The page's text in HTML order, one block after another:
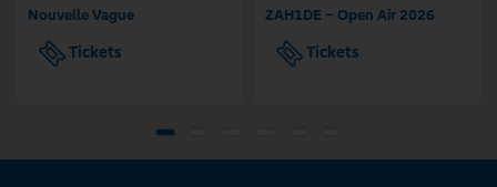
Nouvelle Vague
Tickets
ZAH1DE – Open Air 2026
Tickets